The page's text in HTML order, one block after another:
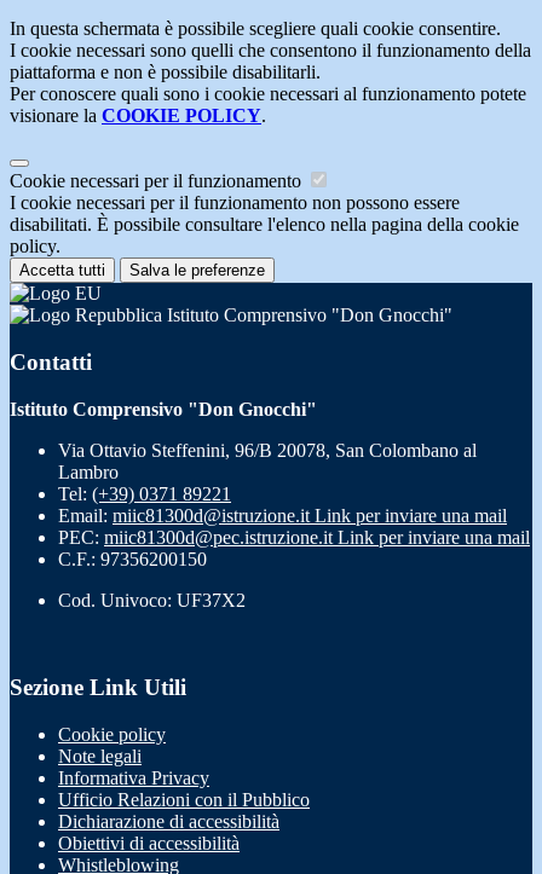
In questa schermata è possibile scegliere quali cookie consentire.
I cookie necessari sono quelli che consentono il funzionamento della
piattaforma e non è possibile disabilitarli.
Per conoscere quali sono i cookie necessari al funzionamento potete
visionare la COOKIE POLICY.
Cookie necessari per il funzionamento
I cookie necessari per il funzionamento non possono essere
disabilitati. È possibile consultare l'elenco nella pagina della cookie
policy.
Accetta tutti Salva le preferenze
Istituto Comprensivo "Don Gnocchi"
Contatti
Istituto Comprensivo "Don Gnocchi"
Via Ottavio Steffenini, 96/B 20078, San Colombano al
Lambro
Tel: (+39) 0371 89221
Email: miic81300d@istruzione.it Link per inviare una mail
PEC: miic81300d@pec.istruzione.it Link per inviare una mail
C.F.: 97356200150
Cod. Univoco: UF37X2
Sezione Link Utili
Cookie policy
Note legali
Informativa Privacy
Ufficio Relazioni con il Pubblico
Dichiarazione di accessibilità
Obiettivi di accessibilità
Whistleblowing